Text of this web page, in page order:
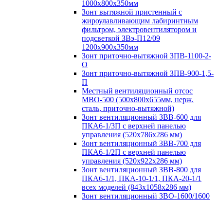
1000х800х350мм
Зонт вытяжной пристенный с
жироулавливающим лабиринтным
фильтром, электровентилятором и
подсветкой ЗВэ-П12/09
1200х900х350мм
Зонт приточно-вытяжной ЗПВ-1100-2-
О
Зонт приточно-вытяжной ЗПВ-900-1,5-
П
Местный вентиляционный отсос
МВО-500 (500х800х655мм, нерж.
сталь, приточно-вытяжной)
Зонт вентиляционный ЗВВ-600 для
ПКА6-1/3П с верхней панелью
управления (520х786х286 мм)
Зонт вентиляционный ЗВВ-700 для
ПКА6-1/2П с верхней панелью
управления (520х922х286 мм)
Зонт вентиляционный ЗВВ-800 для
ПКА6-1/1, ПКА-10-1/1, ПКА-20-1/1
всех моделей (843х1058х286 мм)
Зонт вентиляционный ЗВО-1600/1600